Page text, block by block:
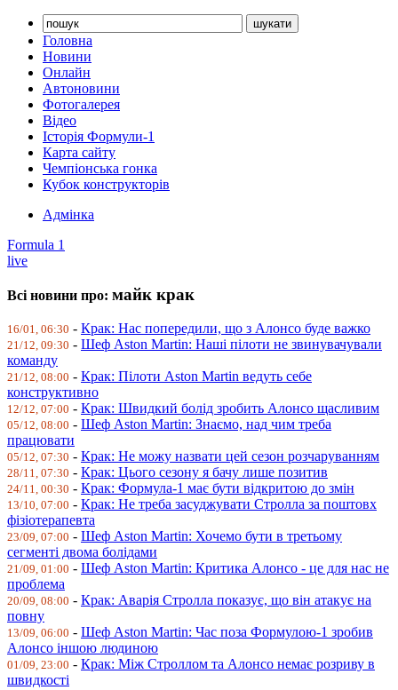
Головна
Новини
Онлайн
Автоновини
Фотогалерея
Відео
Історія Формули-1
Карта сайту
Чемпіонська гонка
Кубок конструкторів
Адмінка
Formula 1
live
Всі новини про: майк крак
16/01, 06:30 - Крак: Нас попередили, що з Алонсо буде важко
21/12, 09:30 - Шеф Aston Martin: Наші пілоти не звинувачували
команду
21/12, 08:00 - Крак: Пілоти Aston Martin ведуть себе
конструктивно
12/12, 07:00 - Крак: Швидкий болід зробить Алонсо щасливим
05/12, 08:00 - Шеф Aston Martin: Знаємо, над чим треба
працювати
05/12, 07:30 - Крак: Не можу назвати цей сезон розчаруванням
28/11, 07:30 - Крак: Цього сезону я бачу лише позитив
24/11, 00:30 - Крак: Формула-1 має бути відкритою до змін
13/10, 07:00 - Крак: Не треба засуджувати Стролла за поштовх
фізіотерапевта
23/09, 07:00 - Шеф Aston Martin: Хочемо бути в третьому
сегменті двома болідами
21/09, 01:00 - Шеф Aston Martin: Критика Алонсо - це для нас не
проблема
20/09, 08:00 - Крак: Аварія Стролла показує, що він атакує на
повну
13/09, 06:00 - Шеф Aston Martin: Час поза Формулою-1 зробив
Алонсо іншою людиною
01/09, 23:00 - Крак: Між Строллом та Алонсо немає розриву в
швидкості